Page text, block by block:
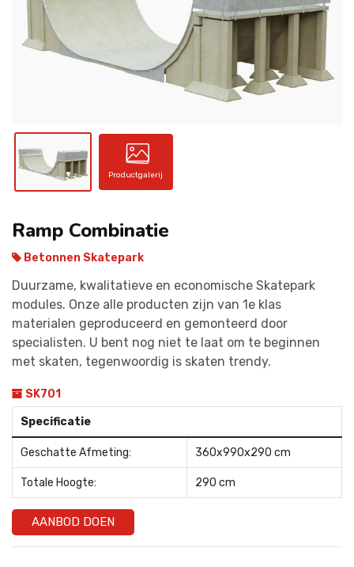
CONTACT
Productgalerij
Ramp Combinatie
Betonnen Skatepark
Duurzame, kwalitatieve en economische Skatepark
modules. Onze alle producten zijn van 1e klas
materialen geproduceerd en gemonteerd door
specialisten. U bent nog niet te laat om te beginnen
met skaten, tegenwoordig is skaten trendy.
SK701
Specificatie
Geschatte Afmeting: 360x990x290 cm
Totale Hoogte: 290 cm
AANBOD DOEN